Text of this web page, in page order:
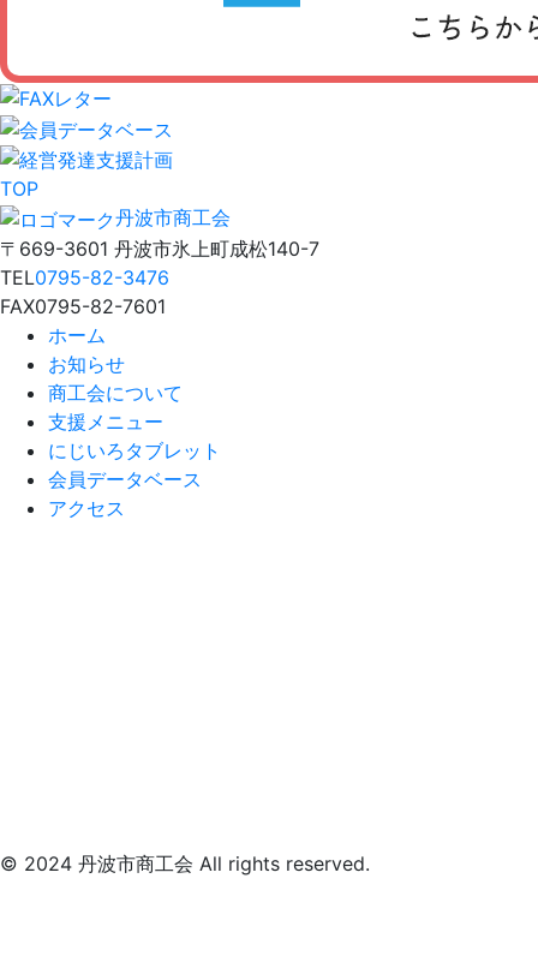
TOP
丹波市商工会
〒669-3601 丹波市氷上町成松140-7
TEL0795-82-3476
FAX0795-82-7601
ホーム
お知らせ
商工会について
支援メニュー
にじいろタブレット
会員データベース
アクセス
© 2024 丹波市商工会 All rights reserved.